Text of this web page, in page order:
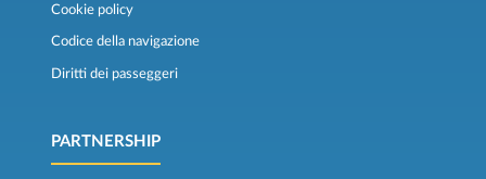
Cookie policy
Codice della navigazione
Diritti dei passeggeri
PARTNERSHIP